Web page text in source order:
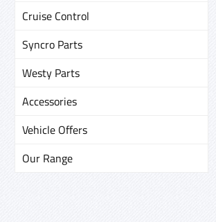
Cruise Control
Syncro Parts
Westy Parts
Accessories
Vehicle Offers
Our Range